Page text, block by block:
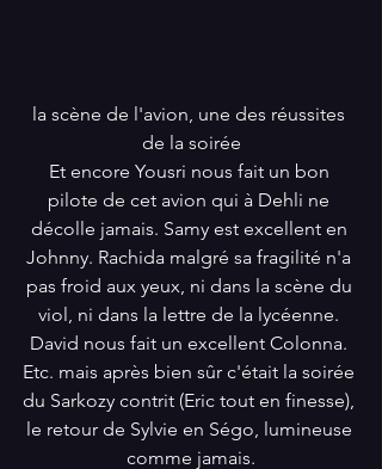
la scène de l'avion, une des réussites
de la soirée
Et encore Yousri nous fait un bon
pilote de cet avion qui à Dehli ne
décolle jamais. Samy est excellent en
Johnny. Rachida malgré sa fragilité n'a
pas froid aux yeux, ni dans la scène du
viol, ni dans la lettre de la lycéenne.
David nous fait un excellent Colonna.
Etc. mais après bien sûr c'était la soirée
du Sarkozy contrit (Eric tout en finesse),
le retour de Sylvie en Ségo, lumineuse
comme jamais.